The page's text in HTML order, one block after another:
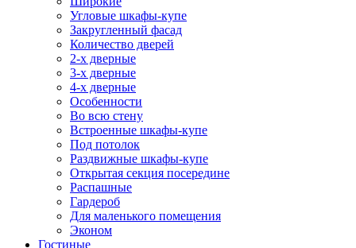
Угловые шкафы-купе
Закругленный фасад
Количество дверей
2-х дверные
3-х дверные
4-х дверные
Особенности
Во всю стену
Встроенные шкафы-купе
Под потолок
Раздвижные шкафы-купе
Открытая секция посередине
Распашные
Гардероб
Для маленького помещения
Эконом
Гостиные